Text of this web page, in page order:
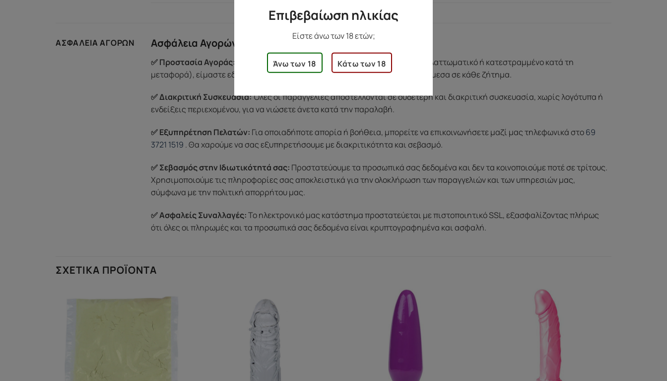
ΑΣΦΆΛΕΙΑ ΑΓΟΡΏΝ Ασφάλεια Αγορών
✅ Προστασία Αγοράς: Αν υπάρξει κάποιο πρόβλημα με το προϊόν σας (π.χ. ελαττωματικό ή κατεστραμμένο κατά τη
μεταφορά), είμαστε εδώ για εσάς. Η ομάδα μας θα φροντίσει να βρει λύση άμεσα σε κάθε ζήτημα.
✅ Διακριτική Συσκευασία:Όλες οι παραγγελίες αποστέλλονται σε ουδέτερη και διακριτική συσκευασία, χωρίς λογότυπα ή
ενδείξεις περιεχομένου, για να νιώσετε άνετα κατά την παραλαβή.
✅ Εξυπηρέτηση Πελατών: Για οποιαδήποτε απορία ή βοήθεια, μπορείτε να επικοινωνήσετε μαζί μας τηλεφωνικά στο69
3721 1519 . Θα χαρούμε να σας εξυπηρετήσουμε με διακριτικότητα και σεβασμό.
✅ Σεβασμός στην Ιδιωτικότητά σας: Προστατεύουμε τα προσωπικά σας δεδομένα και δεν τα κοινοποιούμε ποτέ σε τρίτους.
Χρησιμοποιούμε τις πληροφορίες σας αποκλειστικά για την ολοκλήρωση των παραγγελιών και των υπηρεσιών μας,
σύμφωνα με την πολιτική απορρήτου μας.
✅ Ασφαλείς Συναλλαγές:Το ηλεκτρονικό μας κατάστημα προστατεύεται με πιστοποιητικό SSL, εξασφαλίζοντας πλήρως
ότι όλες οι πληρωμές και τα προσωπικά σας δεδομένα είναι κρυπτογραφημένα και ασφαλή.
ΣΧΕΤΙΚΆ ΠΡΟΪΌΝΤΑ
Επιβεβαίωση ηλικίας
Είστε άνω των 18 ετών;
Άνω των 18 Κάτω των 18